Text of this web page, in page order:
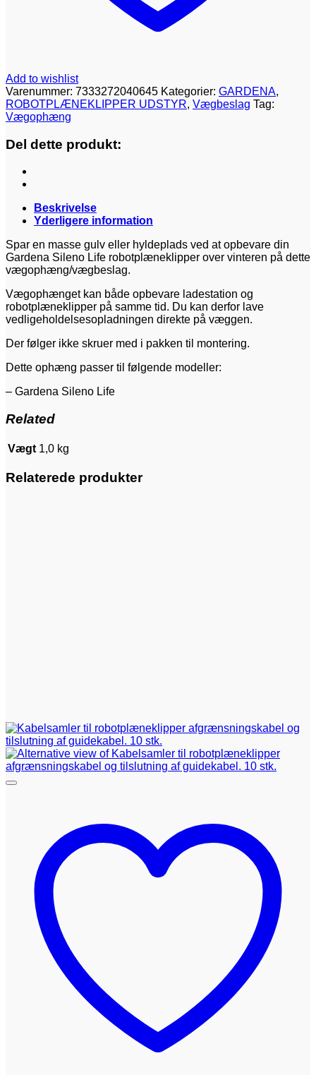
Add to wishlist
Varenummer: 7333272040645 Kategorier: GARDENA,
ROBOTPLÆNEKLIPPER UDSTYR, Vægbeslag Tag:
Vægophæng
Del dette produkt:
Beskrivelse
Yderligere information
Spar en masse gulv eller hyldeplads ved at opbevare din
Gardena Sileno Life robotplæneklipper over vinteren på dette
vægophæng/vægbeslag.
Vægophænget kan både opbevare ladestation og
robotplæneklipper på samme tid. Du kan derfor lave
vedligeholdelsesopladningen direkte på væggen.
Der følger ikke skruer med i pakken til montering.
Dette ophæng passer til følgende modeller:
– Gardena Sileno Life
Related
Vægt 1,0 kg
Relaterede produkter